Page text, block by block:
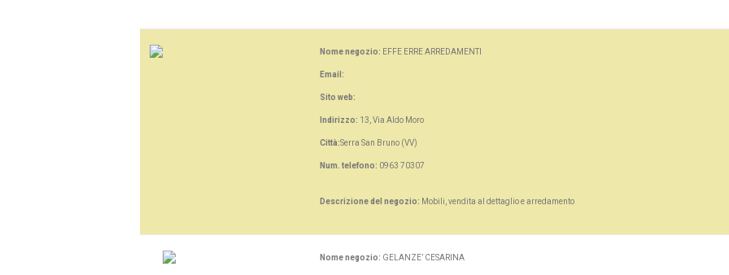
Nome negozio: EFFE ERRE ARREDAMENTI
Email:
Sito web:
Indirizzo: 13, Via Aldo Moro
Città:Serra San Bruno (VV)
Num. telefono: 0963 70307
Descrizione del negozio: Mobili, vendita al dettaglio e arredamento
Nome negozio: GELANZE’ CESARINA